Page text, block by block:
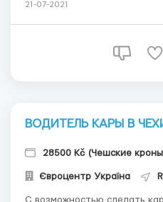
к месту работы бесплатный. г.Остров у Стрибра
Работа состоит в изгот...
21-07-2021
ВОДИТЕЛЬ КАРЫ В
28500 Kč (Чешские
Євроцентр Україна
С возможностью сделать карту на 2